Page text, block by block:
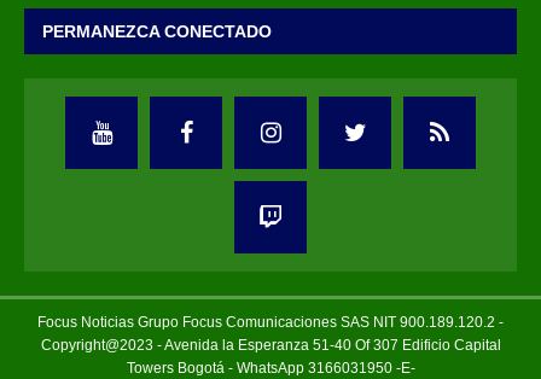
PERMANEZCA CONECTADO
Focus Noticias Grupo Focus Comunicaciones SAS NIT 900.189.120.2 -
Copyright@2023 - Avenida la Esperanza 51-40 Of 307 Edificio Capital
Towers Bogotá - WhatsApp 3166031950 -E-